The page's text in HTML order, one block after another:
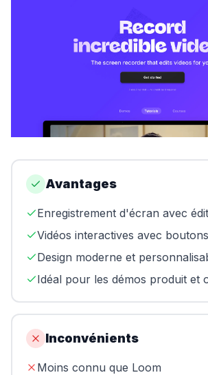
Donner mon avis
Sponsoriser FreelanceKit
Avantages
Enregistrement d'écran avec
Vidéos interactives avec
Design moderne et
Idéal pour les démos produit et
Inconvénients
Moins connu que Loom